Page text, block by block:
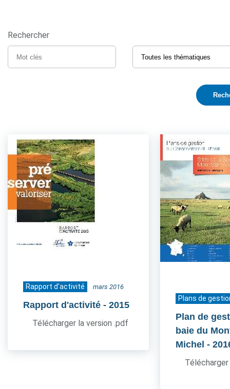
Rechercher
Rapport d'activité mars 2016
Rapport d'activité - 2015
Télécharger la version .pdf
Plans de
Plan de
baie du
Michel -